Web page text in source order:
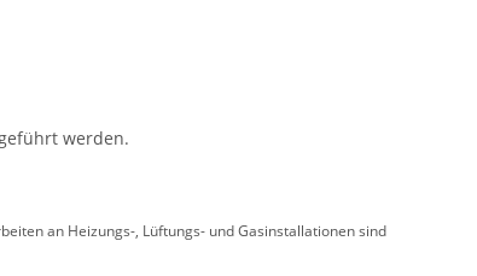
werden.
an Heizungs-, Lüftungs- und Gasinstallationen sind